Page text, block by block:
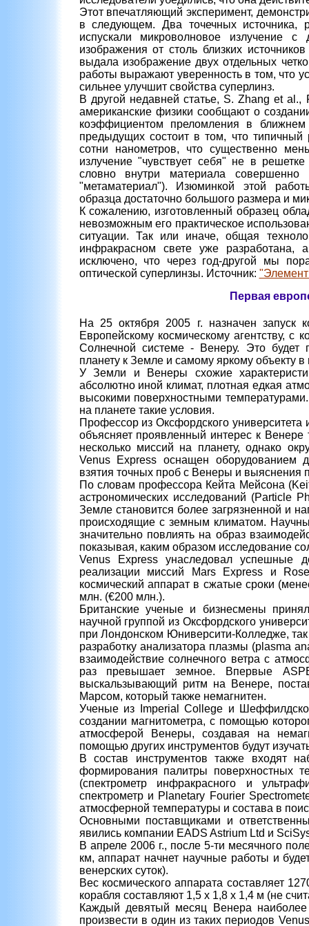
Этот впечатляющий эксперимент,
в следующем. Два точечных источника,
испускали микроволновое
изображения от столь близких
выдала изображение двух отдельных
работы выражают уверенность в том, что
сильнее улучшит свойства суперлинз.
В другой недавней статье, S. Zhang et
американские физики сообщают о
коэффициентом преломления в
предыдущих состоит в том, что типичный
сотни нанометров, что существенно
излучение "чувствует себя" не в
словно внутри материала
"метаматериал"). Изюминкой этой
образца достаточно большого размера и
К сожалению, изготовленный образец
невозможным его практическое
ситуации. Так или иначе, общая
инфракрасном свете уже
исключено, что через год-другой мы
оптической суперлинзы. Источник:
Первая
На 25 октября 2005 г. назначен запуск
Европейскому космическому агентству,
Солнечной системе - Венеру. Это
планету к Земле и самому яркому объекту
У Земли и Венеры схожие
абсолютно иной климат, плотная едкая
высокими поверхностными
на планете такие условия.
Профессор из Оксфордского
объясняет проявленный интерес к
несколько миссий на планету, однако
Venus Express оснащен оборудованием
взятия точных проб с Венеры и выяснения
По словам профессора Кейта Мейсона
астрономических исследований (Particle
Земле становится более загрязненной и
происходящие с земным климатом.
значительно повлиять на образ
показывая, каким образом исследование
Venus Express унаследовал успешные
реализации миссий Mars Express и
космический аппарат в сжатые сроки
млн. (€200 млн.).
Британские ученые и бизнесмены
научной группой из Оксфордского
при Лондонском Юниверсити-Колледже,
разработку анализатора плазмы (plasma
взаимодействие солнечного ветра с
раз превышает земное. Впервые
выскальзывающий ритм на Венере,
Марсом, который также немагнитен.
Ученые из Imperial College и
создании магнитометра, с помощью
атмосферой Венеры, создавая на
помощью других инструментов будут
В состав инструментов также входят
формирования палитры поверхностных
(спектрометр инфракрасного и
спектрометр и Planetary Fourier
атмосферной температуры и состава в
Основными поставщиками и
явились компании EADS Astrium Ltd и
В апреле 2006 г., после 5-ти месячного
км, аппарат начнет научные работы и
венерских суток).
Вес космического аппарата составляет
корабля составляют 1,5 х 1,8 х 1,4 м (не
Каждый девятый месяц Венера
произвести в один из таких периодов